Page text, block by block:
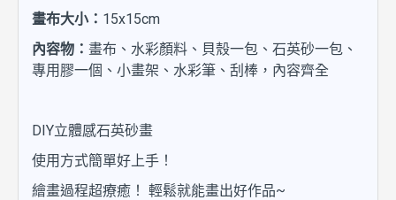
畫布大小： 15x15cm
內容物： 畫布、水彩顏料、貝殼一包、石英砂一包、
專用膠一個、小畫架、水彩筆、刮棒，內容齊全
DIY立體感石英砂畫
使用方式簡單好上手！
繪畫過程超療癒！ 輕鬆就能畫出好作品~